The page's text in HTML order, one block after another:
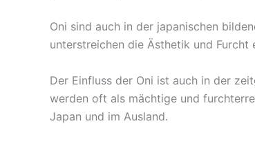
Oni sind auch in der japanischen
unterstreichen die Ästhetik und
Der Einfluss der Oni ist auch in der
werden oft als mächtige und
Japan und im Ausland.